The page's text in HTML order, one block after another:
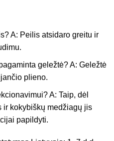
A: Peilis atsidaro greitu ir
geležtė? A: Geležtė
plieno.
A: Taip, dėl
ir kokybiškų medžiagų jis
papildyti.